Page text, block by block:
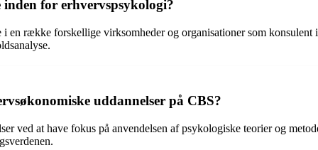
for erhvervspsykologi?
en række forskellige virksomheder og organisationer som
uddannelser på CBS?
ved at have fokus på anvendelsen af psykologiske teorier og